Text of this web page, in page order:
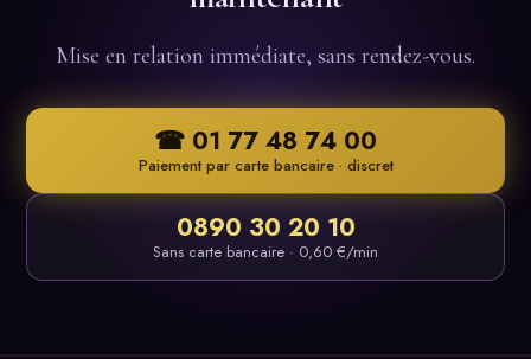
Mise en relation immédiate, sans rendez-vous.
☎ 01 77 48 74 00
Paiement par carte bancaire · discret
0890 30 20 10
Sans carte bancaire · 0,60 €/min